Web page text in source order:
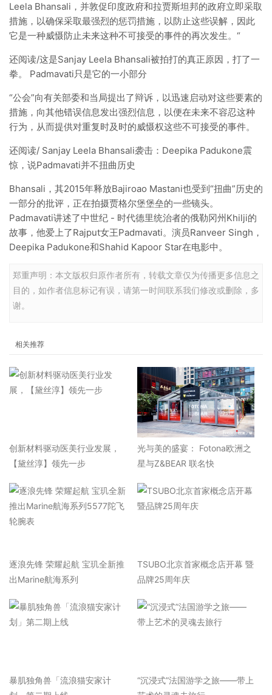
Leela Bhansali，并敦促印度政府和拉贾斯坦邦的政府立即采取
措施，以确保采取最强烈的惩罚措施，以防止这些误解，因此
它是一种威慑防止未来这种不可接受的事件的再次发生。“
还阅读/这是Sanjay Leela Bhansali被拍打的真正原因，打了一
拳。 Padmavati只是它的一小部分
“公会”向有关部委和当局提出了辩诉，以迅速启动对这些要素的
措施，向其他错误信息发出强烈信息，以便在未来不容忍这种
行为，从而提供对重复时及时的威慑权这些不可接受的事件。
还阅读/ Sanjay Leela Bhansali袭击：Deepika Padukone震
惊，说Padmavati并不扭曲历史
Bhansali，其2015年释放Bajiroao Mastani也受到“扭曲”历史的
一部分的批评，正在拍摄贾格尔堡堡垒的一些镜头。
Padmavati讲述了中世纪 - 时代德里统治者的俄勒冈州Khilji的
故事，他爱上了Rajput女王Padmavati。演员Ranveer Singh，
Deepika Padukone和Shahid Kapoor Star在电影中。
郑重声明：本文版权归原作者所有，转载文章仅为传播更多信息之
目的，如作者信息标记有误，请第一时间联系我们修改或删除，多
谢。
相关推荐
​创新材料驱动医美行业发展，
【黛丝淳】领先一步
光与美的盛宴： Fotona欧洲之
星与Z&BEAR 联名快
逐浪先锋 荣耀起航 宝玑全新推
出Marine航海系列
TSUBO北京首家概念店开幕 暨
品牌25周年庆
暴肌独角兽「流浪猫安家计
“沉浸式”法国游学之旅——带上